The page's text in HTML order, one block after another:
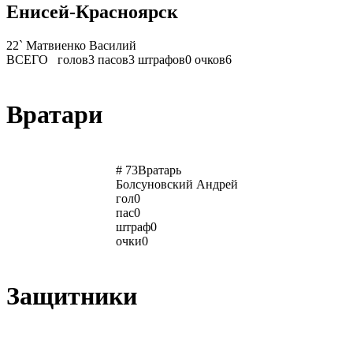
Енисей-Красноярск
22` Матвиенко Василий
ВСЕГО
голов3 пасов3 штрафов0 очков6
Вратари
# 73Вратарь
Болсуновский Андрей
гол0
пас0
штраф0
очки0
Защитники